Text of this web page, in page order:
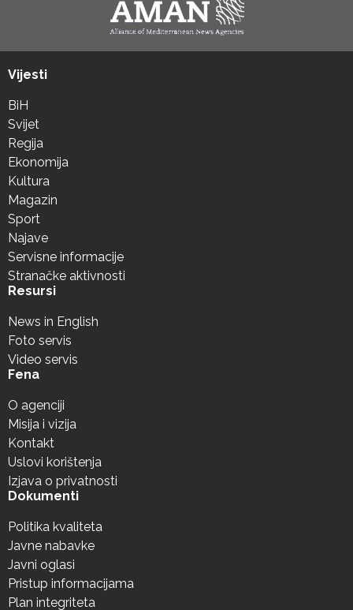
Vijesti
BiH
Svijet
Regija
Ekonomija
Kultura
Magazin
Sport
Najave
Servisne informacije
Stranačke aktivnosti
Resursi
News in English
Foto servis
Video servis
Fena
O agenciji
Misija i vizija
Kontakt
Uslovi korištenja
Izjava o privatnosti
Dokumenti
Politika kvaliteta
Javne nabavke
Javni oglasi
Pristup informacijama
Plan integriteta